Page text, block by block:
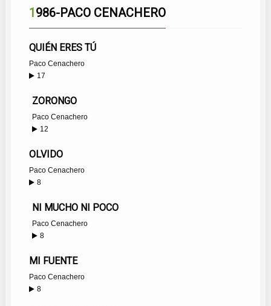
1986-PACO CENACHERO
QUIÉN ERES TÚ
Paco Cenachero
17
ZORONGO
Paco Cenachero
12
OLVIDO
Paco Cenachero
8
NI MUCHO NI POCO
Paco Cenachero
8
MI FUENTE
Paco Cenachero
8